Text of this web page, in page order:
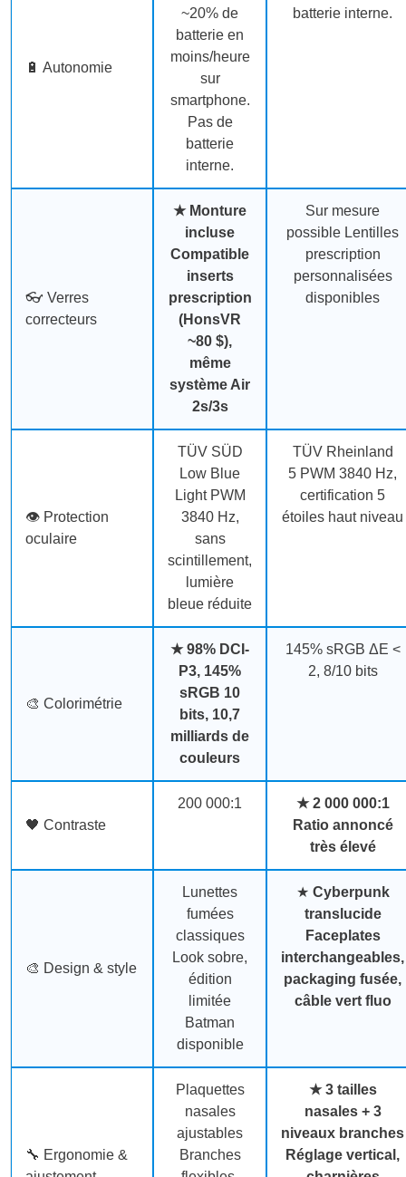
🔋 Autonomie
~20% de
batterie en
moins/heure
sur
smartphone.
Pas de
batterie
interne.
batterie interne.
👓 Verres
correcteurs
★ Monture
incluse
Compatible
inserts
prescription
(HonsVR
~80 $),
même
système Air
2s/3s
Sur mesure
possible Lentilles
prescription
personnalisées
disponibles
👁️ Protection
oculaire
TÜV SÜD
Low Blue
Light PWM
3840 Hz,
sans
scintillement,
lumière
bleue réduite
TÜV Rheinland
5 PWM 3840 Hz,
certification 5
étoiles haut niveau
🎨 Colorimétrie
★98% DCI-
P3, 145%
sRGB 10
bits, 10,7
milliards de
couleurs
145% sRGB ΔE <
2, 8/10 bits
🖤 Contraste
200 000:1 ★2 000 000:1
Ratio annoncé
très élevé
🎨 Design & style
Lunettes
fumées
classiques
Look sobre,
édition
limitée
Batman
disponible
★ Cyberpunk
translucide
Faceplates
interchangeables,
packaging fusée,
câble vert fluo
🔧 Ergonomie &
Plaquettes
nasales
ajustables
Branches
★3 tailles
nasales + 3
niveaux branches
Réglage vertical,